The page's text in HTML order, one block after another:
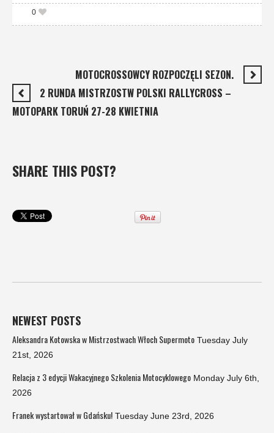
0
MOTOCROSSOWCY ROZPOCZĘLI SEZON.
2 RUNDA MISTRZOSTW POLSKI RALLYCROSS –
MOTOPARK TORUŃ 27-28 KWIETNIA
SHARE THIS POST?
NEWEST POSTS
Aleksandra Kotowska w Mistrzostwach Włoch Supermoto Tuesday July
21st, 2026
Relacja z 3 edycji Wakacyjnego Szkolenia Motocyklowego Monday July 6th,
2026
Franek wystartował w Gdańsku! Tuesday June 23rd, 2026